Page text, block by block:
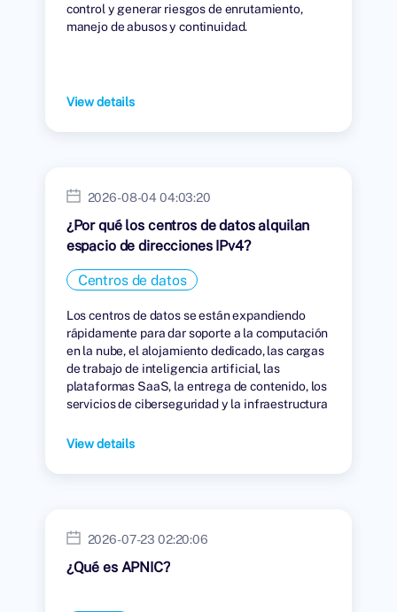
control y generar riesgos de enrutamiento,
manejo de abusos y continuidad.
View details
2026-08-04 04:03:20
¿Por qué los centros de datos alquilan
espacio de direcciones IPv4?
Centros de datos
Los centros de datos se están expandiendo
rápidamente para dar soporte a la computación
en la nube, el alojamiento dedicado, las cargas
de trabajo de inteligencia artificial, las
plataformas SaaS, la entrega de contenido, los
servicios de ciberseguridad y la infraestructura
View details
2026-07-23 02:20:06
¿Qué es APNIC?